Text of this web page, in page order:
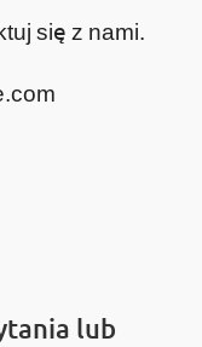
się z nami.
lub